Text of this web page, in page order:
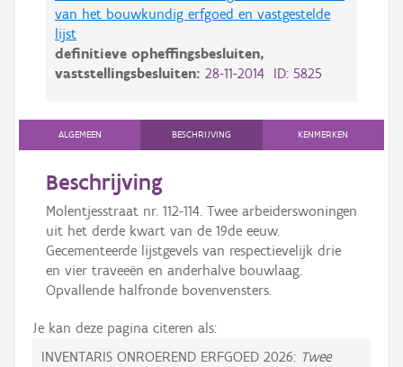
van het bouwkundig erfgoed en vastgestelde
lijst
definitieve opheffingsbesluiten,
vaststellingsbesluiten: 28-11-2014 ID: 5825
ALGEMEEN BESCHRIJVING KENMERKEN
Beschrijving
Molentjesstraat nr. 112-114. Twee arbeiderswoningen
uit het derde kwart van de 19de eeuw.
Gecementeerde lijstgevels van respectievelijk drie
en vier traveeën en anderhalve bouwlaag.
Opvallende halfronde bovenvensters.
Je kan deze pagina citeren als:
INVENTARIS ONROEREND ERFGOED 2026: Twee